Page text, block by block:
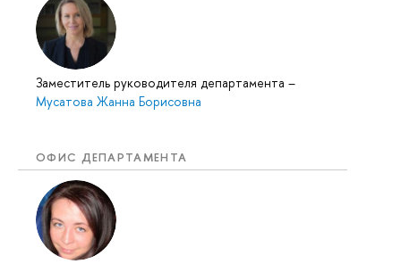
Заместитель руководителя департамента –
Мусатова Жанна Борисовна
ОФИС ДЕПАРТАМЕНТА